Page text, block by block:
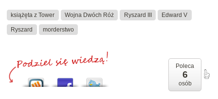
książęta z Tower Wojna Dwóch Róż Ryszard III Edward V
Ryszard morderstwo
Poleca
6
osób